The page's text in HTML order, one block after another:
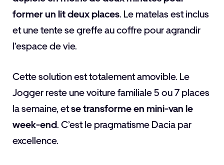
former un lit deux places. Le matelas est inclus
et une tente se greffe au coffre pour agrandir
l’espace de vie.
Cette solution est totalement amovible. Le
Jogger reste une voiture familiale 5 ou 7 places
la semaine, etse transforme en mini-van le
week-end. C’est le pragmatisme Dacia par
excellence.